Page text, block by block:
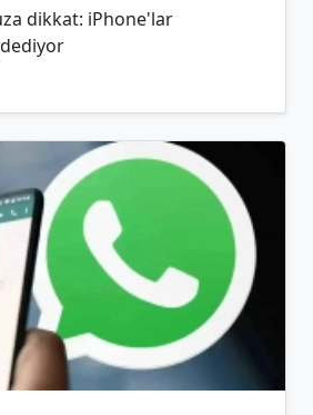
dikkat: iPhone'lar